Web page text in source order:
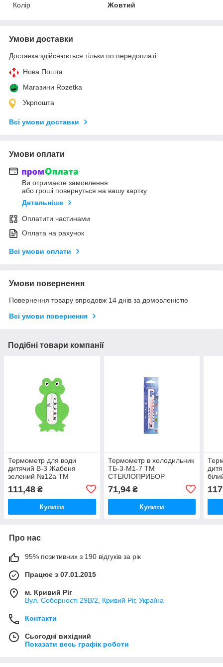
Колір
Жовтий
Умови доставки
Доставка здійснюється тільки по передоплаті.
Нова Пошта
Магазини Rozetka
Укрпошта
Всі умови доставки
Умови оплати
Ви отримаєте замовлення
або гроші повернуться на вашу картку
Детальніше
Оплатити частинами
Оплата на рахунок
Всі умови оплати
Умови повернення
Повернення товару впродовж 14 днів за домовленістю
Всі умови повернення
Подібні товари компанії
Термометр для води
дитячий В-3 Жабеня
зелений №12а ТМ
111,48 ₴
Купити
Термометр в холодильник
ТБ-3-М1-7 ТМ
СТЕКЛОПРИБОР
71,94₴
Купити
Про нас
95% позитивних з 190 відгуків за рік
Працює з 07.01.2015
м. Кривий Ріг
Вул. Соборності 29В/2, Кривий Ріг, Україна
Контакти
Сьогодні вихідний
Показати весь графік роботи